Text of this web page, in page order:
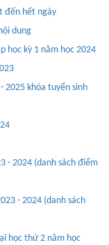
đến hết ngày
dung
học kỳ 1 năm học 2024
2025 khóa tuyển sinh
- 2024 (danh sách điểm
- 2024 (danh sách
học thứ 2 năm học